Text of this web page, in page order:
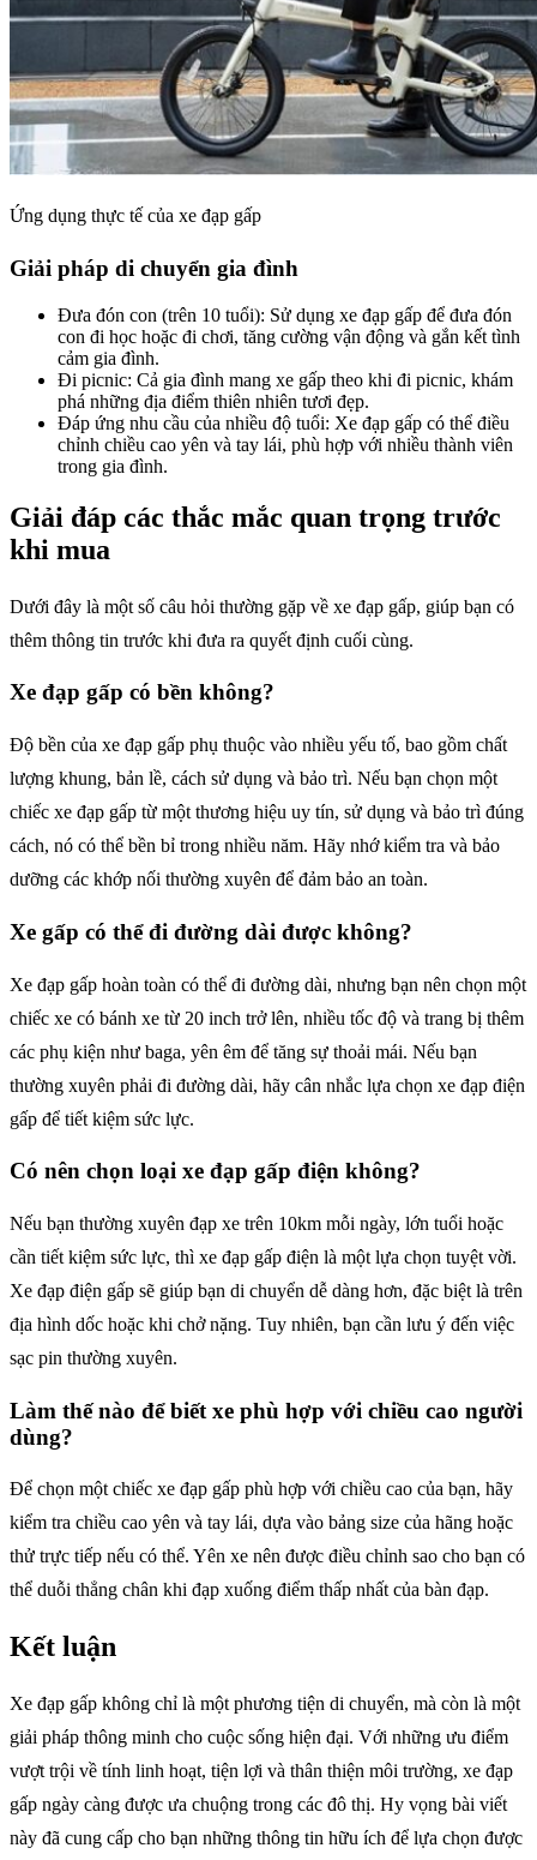
Ứng dụng thực tế của xe đạp gấp
Giải pháp di chuyển gia đình
Đưa đón con (trên 10 tuổi): Sử dụng xe đạp gấp để đưa đón
con đi học hoặc đi chơi, tăng cường vận động và gắn kết tình
cảm gia đình.
Đi picnic: Cả gia đình mang xe gấp theo khi đi picnic, khám
phá những địa điểm thiên nhiên tươi đẹp.
Đáp ứng nhu cầu của nhiều độ tuổi: Xe đạp gấp có thể điều
chỉnh chiều cao yên và tay lái, phù hợp với nhiều thành viên
trong gia đình.
Giải đáp các thắc mắc quan trọng trước
khi mua
Dưới đây là một số câu hỏi thường gặp về xe đạp gấp, giúp bạn có
thêm thông tin trước khi đưa ra quyết định cuối cùng.
Xe đạp gấp có bền không?
Độ bền của xe đạp gấp phụ thuộc vào nhiều yếu tố, bao gồm chất
lượng khung, bản lề, cách sử dụng và bảo trì. Nếu bạn chọn một
chiếc xe đạp gấp từ một thương hiệu uy tín, sử dụng và bảo trì đúng
cách, nó có thể bền bỉ trong nhiều năm. Hãy nhớ kiểm tra và bảo
dưỡng các khớp nối thường xuyên để đảm bảo an toàn.
Xe gấp có thể đi đường dài được không?
Xe đạp gấp hoàn toàn có thể đi đường dài, nhưng bạn nên chọn một
chiếc xe có bánh xe từ 20 inch trở lên, nhiều tốc độ và trang bị thêm
các phụ kiện như baga, yên êm để tăng sự thoải mái. Nếu bạn
thường xuyên phải đi đường dài, hãy cân nhắc lựa chọn xe đạp điện
gấp để tiết kiệm sức lực.
Có nên chọn loại xe đạp gấp điện không?
Nếu bạn thường xuyên đạp xe trên 10km mỗi ngày, lớn tuổi hoặc
cần tiết kiệm sức lực, thì xe đạp gấp điện là một lựa chọn tuyệt vời.
Xe đạp điện gấp sẽ giúp bạn di chuyển dễ dàng hơn, đặc biệt là trên
địa hình dốc hoặc khi chở nặng. Tuy nhiên, bạn cần lưu ý đến việc
sạc pin thường xuyên.
Làm thế nào để biết xe phù hợp với chiều cao người
dùng?
Để chọn một chiếc xe đạp gấp phù hợp với chiều cao của bạn, hãy
kiểm tra chiều cao yên và tay lái, dựa vào bảng size của hãng hoặc
thử trực tiếp nếu có thể. Yên xe nên được điều chỉnh sao cho bạn có
thể duỗi thẳng chân khi đạp xuống điểm thấp nhất của bàn đạp.
Kết luận
Xe đạp gấp không chỉ là một phương tiện di chuyển, mà còn là một
giải pháp thông minh cho cuộc sống hiện đại. Với những ưu điểm
vượt trội về tính linh hoạt, tiện lợi và thân thiện môi trường, xe đạp
gấp ngày càng được ưa chuộng trong các đô thị. Hy vọng bài viết
này đã cung cấp cho bạn những thông tin hữu ích để lựa chọn được